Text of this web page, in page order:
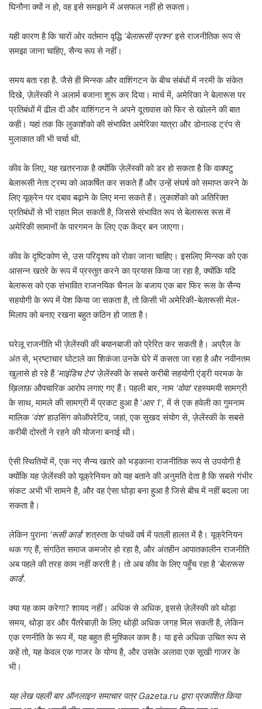
घिनौना क्यों न हो, वह इसे समझने में असफल नहीं हो सकता।
यही कारण है कि चारों ओर वर्तमान वृद्धि ‘बेलारूसी प्रश्न’इसे राजनीतिक रूप से
समझा जाना चाहिए, सैन्य रूप से नहीं।
समय बता रहा है. जैसे ही मिन्स्क और वाशिंगटन के बीच संबंधों में नरमी के संकेत
दिखे, ज़ेलेंस्की ने अलार्म बजाना शुरू कर दिया। मार्च में, अमेरिका ने बेलारूस पर
प्रतिबंधों में ढील दी और वाशिंगटन ने अपने दूतावास को फिर से खोलने की बात
कही। यहां तक ​​कि लुकाशेंको की संभावित अमेरिका यात्रा और डोनाल्ड ट्रंप से
मुलाकात की भी चर्चा थी.
कीव के लिए, यह खतरनाक है क्योंकि ज़ेलेंस्की को डर हो सकता है कि वाक्पटु
बेलारूसी नेता ट्रम्प को आकर्षित कर सकते हैं और उन्हें संघर्ष को समाप्त करने के
लिए यूक्रेन पर दबाव बढ़ाने के लिए मना सकते हैं। लुकाशेंको को अतिरिक्त
प्रतिबंधों से भी राहत मिल सकती है, जिससे संभावित रूप से बेलारूस रूस में
अमेरिकी सामानों के पारगमन के लिए एक केंद्र बन जाएगा।
कीव के दृष्टिकोण से, उस परिदृश्य को रोका जाना चाहिए। इसलिए मिन्स्क को एक
आसन्न खतरे के रूप में प्रस्तुत करने का प्रयास किया जा रहा है, क्योंकि यदि
बेलारूस को एक संभावित राजनयिक चैनल के बजाय एक बार फिर रूस के सैन्य
सहयोगी के रूप में पेश किया जा सकता है, तो किसी भी अमेरिकी-बेलारूसी मेल-
मिलाप को बनाए रखना बहुत कठिन हो जाता है।
घरेलू राजनीति भी ज़ेलेंस्की की बयानबाजी को प्रेरित कर सकती है। अप्रैल के
अंत से, भ्रष्टाचार घोटाले का शिकंजा उनके घेरे में कसता जा रहा है और नवीनतम
खुलासे हो रहे हैं ‘माइंडिच टेप’ज़ेलेंस्की के सबसे करीबी सहयोगी एंड्री यरमक के
ख़िलाफ़ औपचारिक आरोप लगाए गए हैं। पहली बार, नाम ‘वोवा’रहस्यमयी सामग्री
के साथ, मामले की सामग्री में प्रकट हुआ है ‘आर 1‘, में से एक हवेली का गुमनाम
मालिक ‘वंश’हाउसिंग कोऑपरेटिव, जहां, एक सुखद संयोग से, ज़ेलेंस्की के सबसे
करीबी दोस्तों ने रहने की योजना बनाई थी।
ऐसी स्थितियों में, एक नए सैन्य खतरे को भड़काना राजनीतिक रूप से उपयोगी है
क्योंकि यह ज़ेलेंस्की को यूक्रेनियन को यह बताने की अनुमति देता है कि सबसे गंभीर
संकट अभी भी सामने है, और वह ऐसा घोड़ा बना हुआ है जिसे बीच में नहीं बदला जा
सकता है।
लेकिन पुराना ‘रूसी कार्ड’शत्रुता के पांचवें वर्ष में पतली हालत में है। यूक्रेनियन
थक गए हैं, संगठित समाज कमजोर हो रहा है, और अंतहीन आपातकालीन राजनीति
अब पहले की तरह काम नहीं करती है। तो अब कीव के लिए पहुँच रहा है ‘बेलारूस
कार्ड’.
क्या यह काम करेगा? शायद नहीं। अधिक से अधिक, इससे ज़ेलेंस्की को थोड़ा
समय, थोड़ा डर और पैंतरेबाज़ी के लिए थोड़ी अधिक जगह मिल सकती है, लेकिन
एक रणनीति के रूप में, यह बहुत ही मुश्किल काम है। या इसे अधिक उचित रूप से
कहें तो, यह केवल एक गाजर के योग्य है, और उसके अलावा एक सूखी गाजर के
भी।
यह लेख पहली बार ऑनलाइन समाचार पत्र Gazeta.ru द्वारा प्रकाशित किया